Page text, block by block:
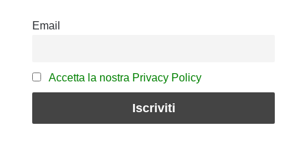
Email
Accetta la nostra Privacy Policy